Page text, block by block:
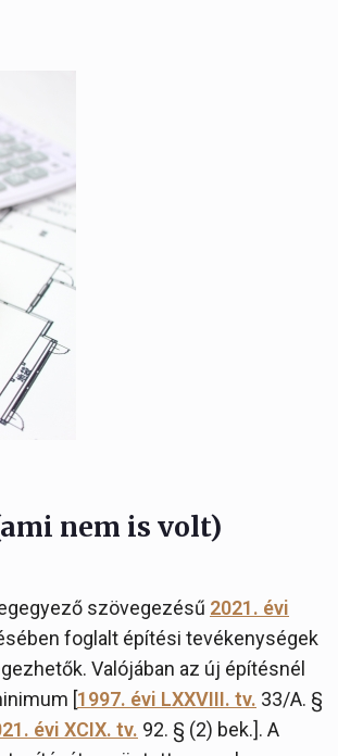
nem is volt)
szövegezésű 2021. évi
foglalt építési tevékenységek
Valójában az új építésnél
[1997. évi LXXVIII. tv. 33/A. §
évi XCIX. tv. 92. § (2) bek.]. A